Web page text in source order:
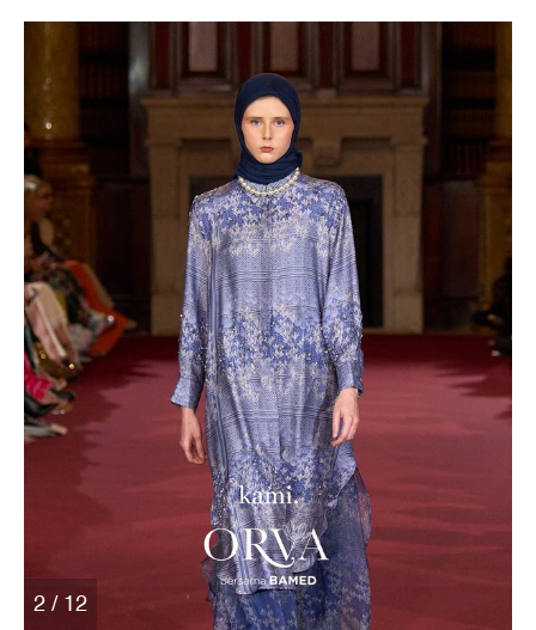
2 / 12